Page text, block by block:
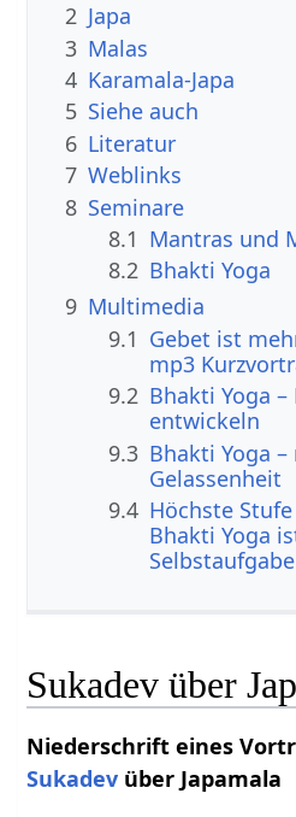
2 Japa
3 Malas
4 Karamala-Japa
5 Siehe auch
6 Literatur
7 Weblinks
8 Seminare
8.1 Mantras und
8.2 Bhakti Yoga
9 Multimedia
9.1 Gebet ist
mp3
9.2 Bhakti Yoga
entwickeln
9.3 Bhakti Yoga
Gelassenheit
9.4 Höchste
Bhakti Yoga
Sukadev über
Niederschrift eines
Sukadev über Japamala